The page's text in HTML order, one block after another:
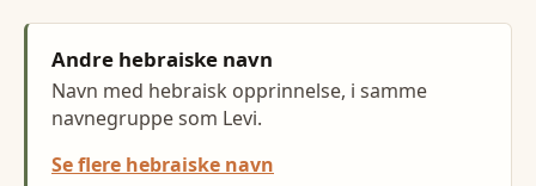
Andre hebraiske navn
Navn med hebraisk opprinnelse, i samme
navnegruppe som Levi.
Se flere hebraiske navn